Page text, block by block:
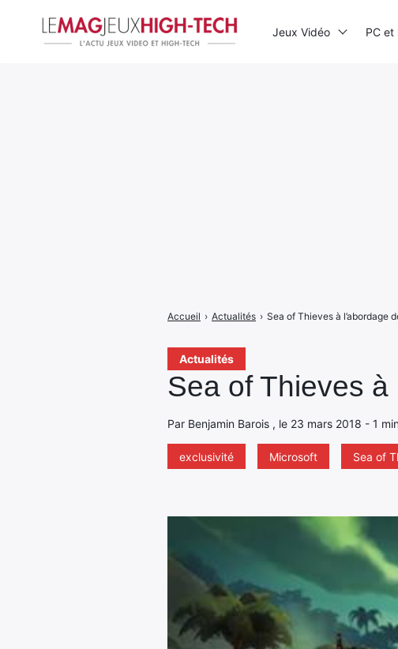
Actualités
Sea of Thieves à
Par Benjamin Barois , le 23 mars 2018 - 1
exclusivité Microsoft Sea of
Accueil › Actualités › Sea of Thieves à l’abordage
Jeux Vidéo PC et